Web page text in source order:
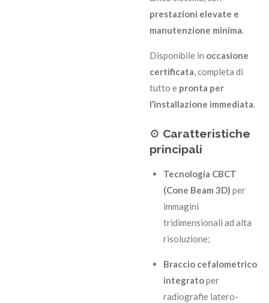
prestazioni elevate e
manutenzione minima.
Disponibile in occasione
certificata, completa di
tutto e pronta per
l’installazione immediata.
⚙️ Caratteristiche
principali
Tecnologia CBCT
(Cone Beam 3D) per
immagini
tridimensionali ad alta
risoluzione;
Braccio cefalometrico
integratoper
radiografie latero-